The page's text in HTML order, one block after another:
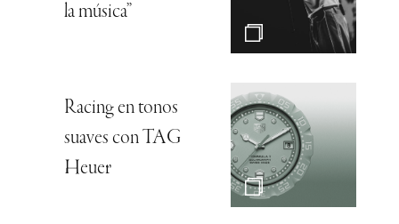
la música”
Racing en tonos
suaves con TAG
Heuer